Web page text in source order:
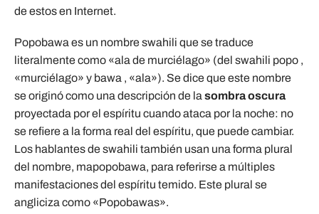
de estos en Internet.
Popobawa es un nombre swahili que se traduce
literalmente como «ala de murciélago» (del swahili popo ,
«murciélago» y bawa , «ala»). Se dice que este nombre
se originó como una descripción de la sombra oscura
proyectada por el espíritu cuando ataca por la noche: no
se refiere a la forma real del espíritu, que puede cambiar.
Los hablantes de swahili también usan una forma plural
del nombre, mapopobawa, para referirse a múltiples
manifestaciones del espíritu temido. Este plural se
angliciza como «Popobawas».